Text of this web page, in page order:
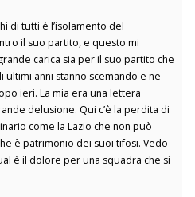
di tutti è l’isolamento del
il suo partito, e questo mi
carica sia per il suo partito che
ultimi anni stanno scemando e ne
ieri. La mia era una lettera
delusione. Qui c’è la perdita di
come la Lazio che non può
è patrimonio dei suoi tifosi. Vedo
è il dolore per una squadra che si